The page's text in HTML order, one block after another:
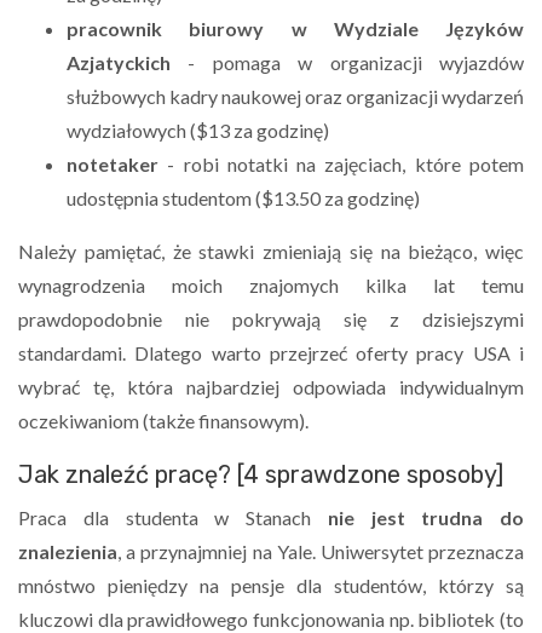
pracownik biurowy w Wydziale Języków
Azjatyckich - pomaga w organizacji wyjazdów
służbowych kadry naukowej oraz organizacji wydarzeń
wydziałowych ($13 za godzinę)
notetaker - robi notatki na zajęciach, które potem
udostępnia studentom ($13.50 za godzinę)
Należy pamiętać, że stawki zmieniają się na bieżąco, więc
wynagrodzenia moich znajomych kilka lat temu
prawdopodobnie nie pokrywają się z dzisiejszymi
standardami. Dlatego warto przejrzeć oferty pracy USA i
wybrać tę, która najbardziej odpowiada indywidualnym
oczekiwaniom (także finansowym).
Jak znaleźć pracę? [4 sprawdzone sposoby]
Praca dla studenta w Stanach nie jest trudna do
znalezienia, a przynajmniej na Yale. Uniwersytet przeznacza
mnóstwo pieniędzy na pensje dla studentów, którzy są
kluczowi dla prawidłowego funkcjonowania np. bibliotek (to